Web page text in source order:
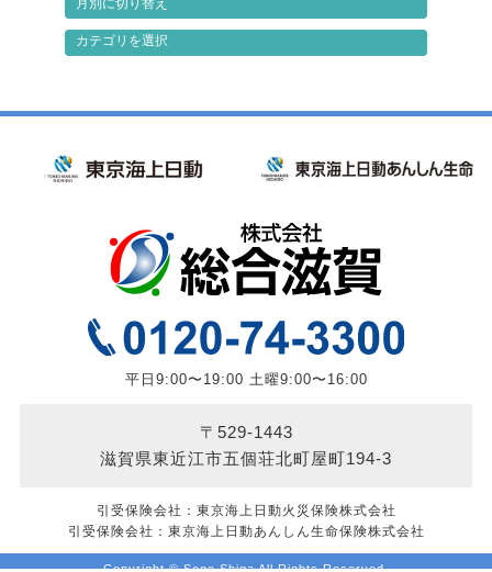
平日9:00〜19:00 土曜9:00〜16:00
〒529-1443
滋賀県東近江市五個荘北町屋町194-3
引受保険会社：東京海上日動火災保険株式会社
引受保険会社：東京海上日動あんしん生命保険株式会社
Copyright © Sogo Shiga All Rights Reserved.